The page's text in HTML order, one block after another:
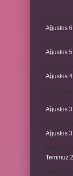
Bileşik
Ağustos
Ağustos
Ağustos
Ağustos
Ağustos
Temmuz